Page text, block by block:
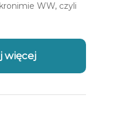
WW, czyli
więcej